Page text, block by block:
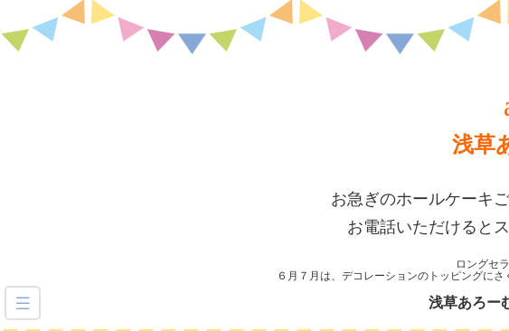
浅草
お急ぎのホールケーキ
お電話いただけると
ロングセ
６月７月は、デコレーションのトッピングに
浅草あろー